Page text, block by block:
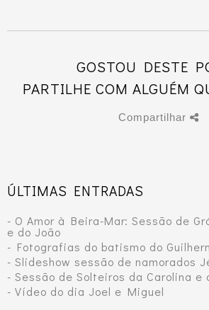
GOSTOU DESTE
PARTILHE COM ALGUÉM
Compartilhar
ÚLTIMAS ENTRADAS
- O Amor à Beira-Mar: Sessão de
e do João
- Fotografias do batismo do
- Slideshow sessão de namorados
- Sessão de Solteiros da Carolina e
- Vídeo do dia Joel e Miguel